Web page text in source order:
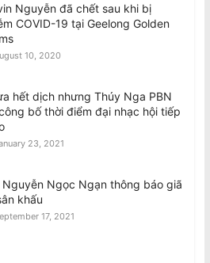
Nguyễn đã chết sau khi bị
COVID-19 tại Geelong Golden
10, 2020
hết dịch nhưng Thúy Nga PBN
bố thời điểm đại nhạc hội tiếp
23, 2021
Nguyễn Ngọc Ngạn thông báo giã
khấu
17, 2021